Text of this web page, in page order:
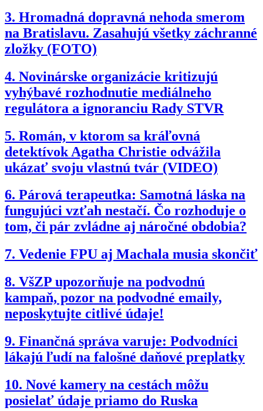
3. Hromadná dopravná nehoda smerom
na Bratislavu. Zasahujú všetky záchranné
zložky (FOTO)
4. Novinárske organizácie kritizujú
vyhýbavé rozhodnutie mediálneho
regulátora a ignoranciu Rady STVR
5. Román, v ktorom sa kráľovná
detektívok Agatha Christie odvážila
ukázať svoju vlastnú tvár (VIDEO)
6. Párová terapeutka: Samotná láska na
fungujúci vzťah nestačí. Čo rozhoduje o
tom, či pár zvládne aj náročné obdobia?
7. Vedenie FPU aj Machala musia skončiť
8. VšZP upozorňuje na podvodnú
kampaň, pozor na podvodné emaily,
neposkytujte citlivé údaje!
9. Finančná správa varuje: Podvodníci
lákajú ľudí na falošné daňové preplatky
10. Nové kamery na cestách môžu
posielať údaje priamo do Ruska